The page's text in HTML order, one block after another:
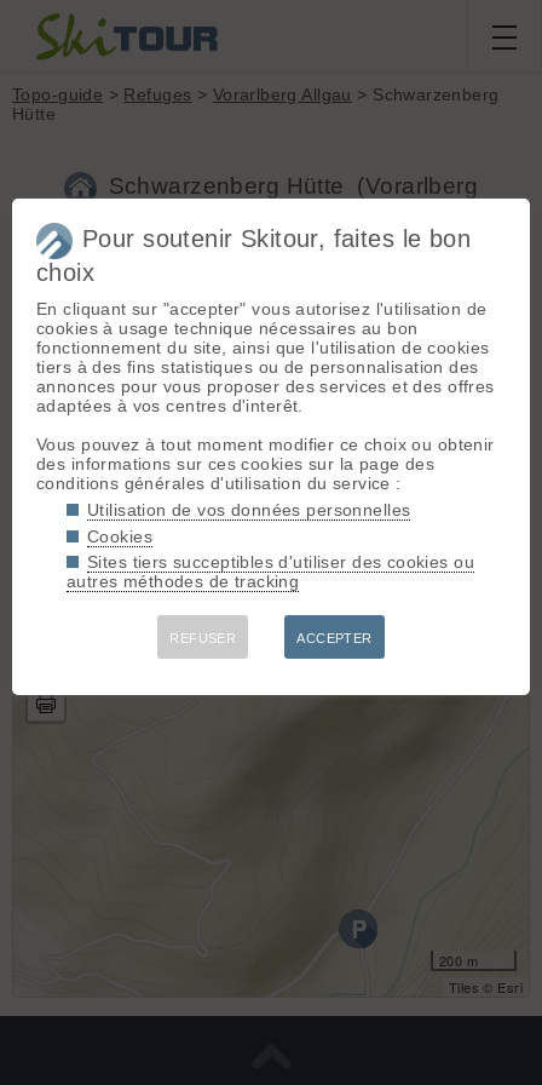
Topo-guide > Refuges > Vorarlberg Allgau > Schwarzenberg
Hütte
Schwarzenberg Hütte (Vorarlberg
Nombre de couchages :59
Parking : Giebel Haus(1061 m)
Café bar. Départ pour Schwarzenberghütte et Prinz Luitpold
Haus (possiblement enneigé)
peut couper des lacets
Refuge d'hiver : Non
20€ en chambre
200 m
Tiles © Esri
Pour soutenir Skitour, faites le bon
choix
En cliquant sur "accepter" vous autorisez l'utilisation de
cookies à usage technique nécessaires au bon
fonctionnement du site, ainsi que l'utilisation de cookies
tiers à des fins statistiques ou de personnalisation des
annonces pour vous proposer des services et des offres
adaptées à vos centres d'interêt.
Vous pouvez à tout moment modifier ce choix ou obtenir
des informations sur ces cookies sur la page des
conditions générales d'utilisation du service :
Utilisation de vos données personnelles
Cookies
Sites tiers succeptibles d'utiliser des cookies ou
autres méthodes de tracking
REFUSER ACCEPTER